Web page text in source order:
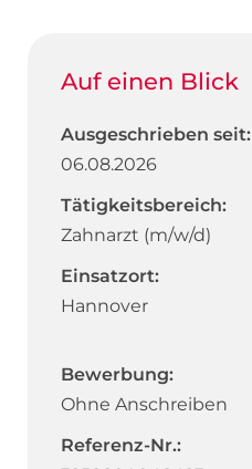
Auf einen Blick
Ausgeschrieben seit:
06.08.2026
Tätigkeitsbereich:
Zahnarzt (m/w/d)
Einsatzort:
Hannover
Bewerbung:
Ohne Anschreiben
Referenz-Nr.: